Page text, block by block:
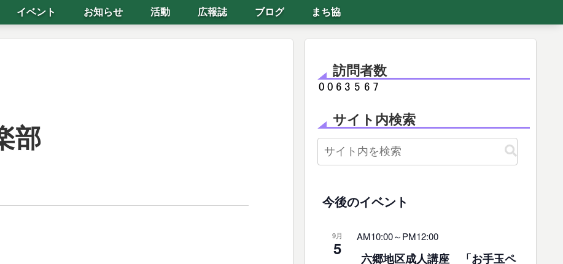
イベント お知らせ 活動 広報誌 ブログ まち協
部
訪問者数
サイト内検索
今後のイベント
9月
5
AM10:00～PM12:00
六郷地区成人講座 「お手玉ペ